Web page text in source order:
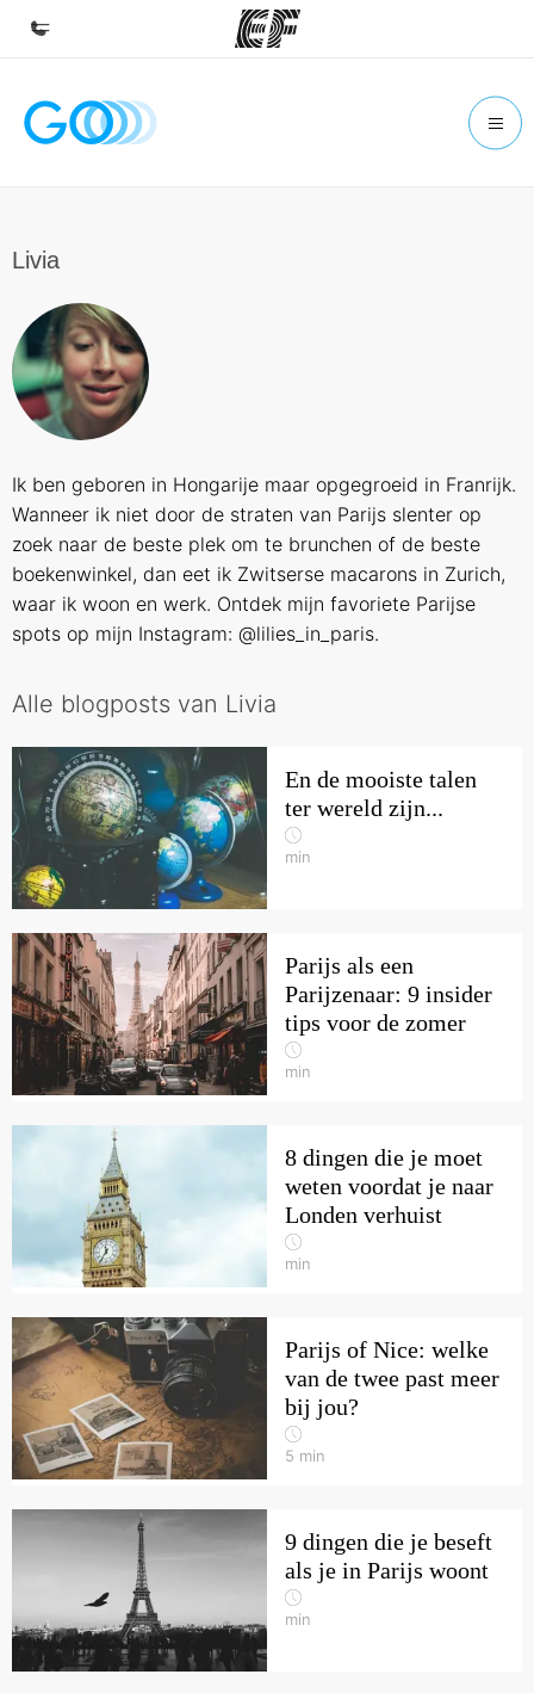
Home
Vind een kantoor
Over ons
Wie wij zijn
Kom bij ons team
Livia
Ik ben geboren in Hongarije maar opgegroeid in Franrijk.
Wanneer ik niet door de straten van Parijs slenter op
zoek naar de beste plek om te brunchen of de beste
boekenwinkel, dan eet ik Zwitserse macarons in Zurich,
waar ik woon en werk. Ontdek mijn favoriete Parijse
spots op mijn Instagram: @lilies_in_paris.
Alle blogposts van Livia
En de mooiste talen
ter wereld zijn...
min
Parijs als een
Parijzenaar: 9 insider
tips voor de zomer
min
8 dingen die je moet
weten voordat je naar
Londen verhuist
min
Parijs of Nice: welke
van de twee past meer
bij jou?
5 min
9 dingen die je beseft
als je in Parijs woont
min